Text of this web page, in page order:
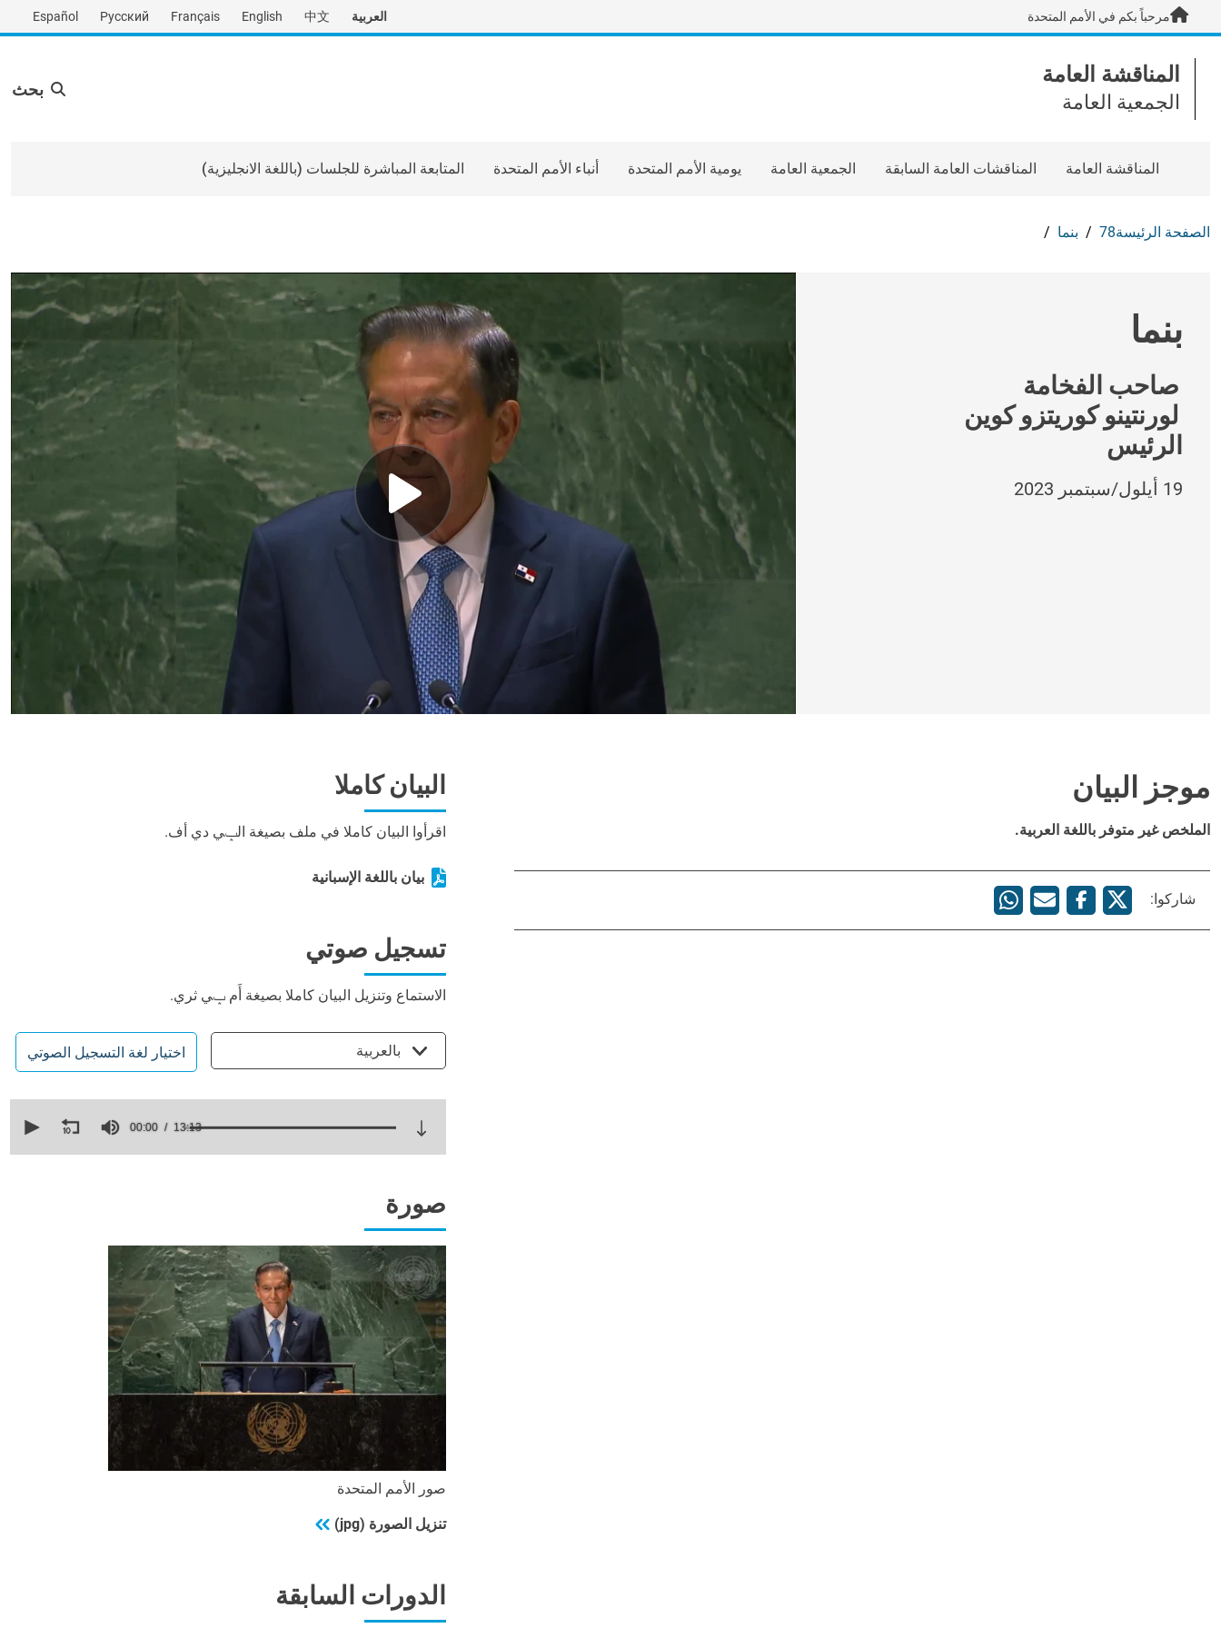
Skip to main content / navigation
مرحباً بكم في الأمم المتحدة العربية 中文
English
Français
Русский
Español
المناقشة العامة
الجمعية العامة
بحث
المناقشة العامة المناقشات العامة السابقة الجمعية العامة يومية الأمم المتحدة أنباء الأمم المتحدة المتابعة المباشرة للجلسات (باللغة الانجليزية)
الصفحة الرئيسة78 بنما
بنما
صاحب الفخامة
لورنتينو كوريتزو كوين
الرئيس
19 أيلول/سبتمبر 2023
موجز البيان
الملخص غير متوفر باللغة العربية.
شاركوا:
البيان كاملا
اقرأوا البيان كاملا في ملف بصيغة الݒي دي أف.
بيان باللغة الإسبانية
تسجيل صوتي
الاستماع وتنزيل البيان كاملا بصيغة أَم ݒي ثري.
بالعربية اختيار لغة التسجيل الصوتي
seconds
00:00 13:13
صورة
صور الأمم المتحدة
تنزيل الصورة (jpg)
الدورات السابقة